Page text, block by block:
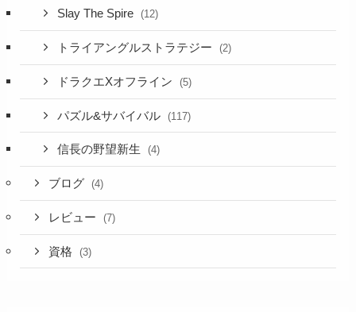
Slay The Spire (12)
トライアングルストラテジー (2)
ドラクエXオフライン (5)
パズル&サバイバル (117)
信長の野望新生 (4)
ブログ (4)
レビュー (7)
資格 (3)